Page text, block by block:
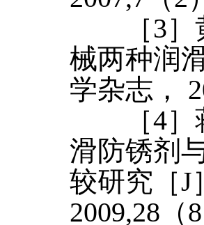
［3］黄
械两种润
学杂志，
［4］蒋
滑防锈剂
较研究［J
2009,28（